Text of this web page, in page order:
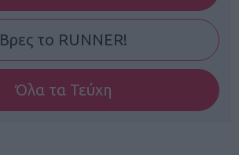
Βρες το RUNNER!
Όλα τα Τεύχη